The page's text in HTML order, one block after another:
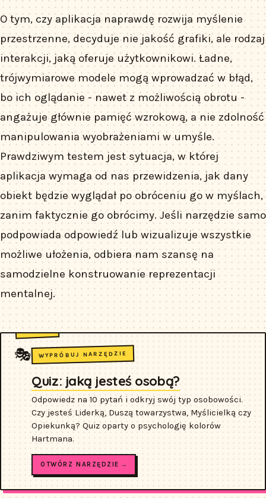
O tym, czy aplikacja naprawdę rozwija myślenie
przestrzenne, decyduje nie jakość grafiki, ale rodzaj
interakcji, jaką oferuje użytkownikowi. Ładne,
trójwymiarowe modele mogą wprowadzać w błąd,
bo ich oglądanie - nawet z możliwością obrotu -
angażuje głównie pamięć wzrokową, a nie zdolność
manipulowania wyobrażeniami w umyśle.
Prawdziwym testem jest sytuacja, w której
aplikacja wymaga od nas przewidzenia, jak dany
obiekt będzie wyglądał po obróceniu go w myślach,
zanim faktycznie go obrócimy. Jeśli narzędzie samo
podpowiada odpowiedź lub wizualizuje wszystkie
możliwe ułożenia, odbiera nam szansę na
samodzielne konstruowanie reprezentacji
mentalnej.
🎭 WYPRÓBUJ NARZĘDZIE
Quiz: jaką jesteś osobą?
Odpowiedz na 10 pytań i odkryj swój typ osobowości.
Czy jesteś Liderką, Duszą towarzystwa, Myślicielką czy
Opiekunką? Quiz oparty o psychologię kolorów
Hartmana.
OTWÓRZ NARZĘDZIE →